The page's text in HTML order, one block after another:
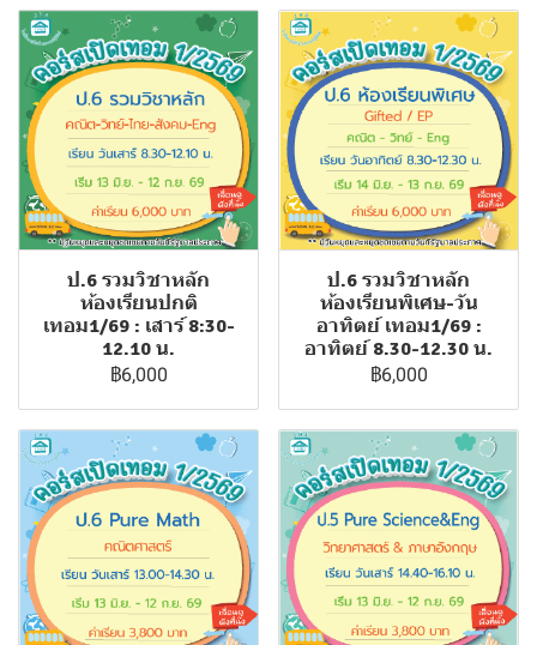
ป.6 รวมวิชาหลัก
ห้องเรียนปกติ
เทอม1/69 : เสาร์ 8:30-
12.10 น.
฿6,000
ป.6 รวมวิชาหลัก
ห้องเรียนพิเศษ-วัน
อาทิตย์ เทอม1/69 :
อาทิตย์ 8.30-12.30 น.
฿6,000